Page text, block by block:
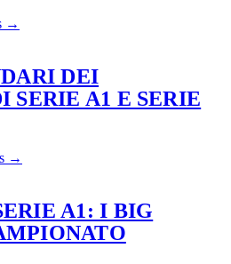
→
DEI
SERIE A1 E SERIE
→
A1: I BIG